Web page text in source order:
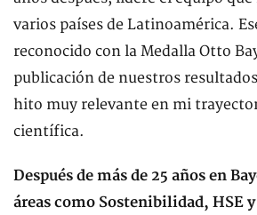
varios países de Latinoamérica.
reconocido con la Medalla Otto
publicación de nuestros
hito muy relevante en mi
científica.
Después de más de 25 años en
áreas como Sostenibilidad, HSE